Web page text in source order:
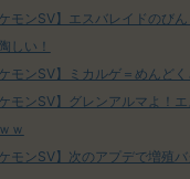
ケモンSV】エスバレイドのび
しい！
ケモンSV】ミカルゲ＝めんど
ケモンSV】グレンアルマよ！
ｗ
ケモンSV】次のアプデで増殖